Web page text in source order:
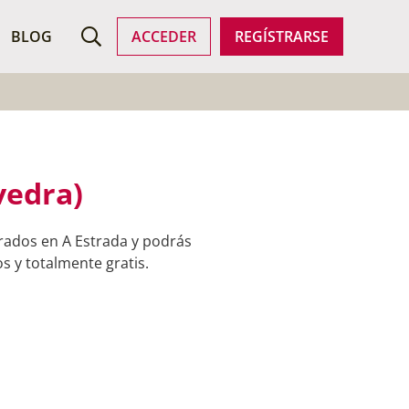
BLOG ACCEDER REGÍSTRARSE
en A Estrada y podrás
y totalmente gratis.